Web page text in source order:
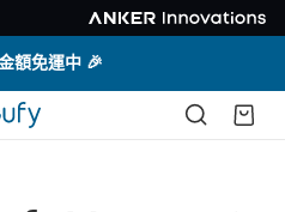
額免運中 🎉